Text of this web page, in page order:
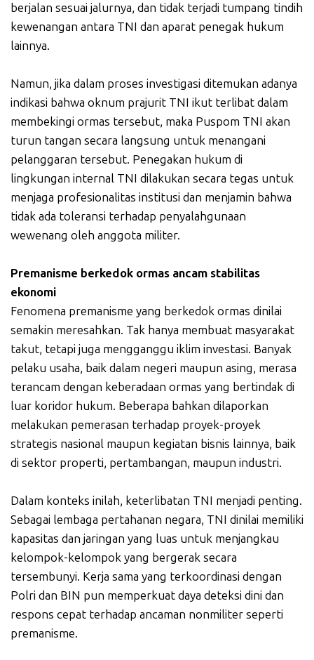
berjalan sesuai jalurnya, dan tidak terjadi tumpang tindih
kewenangan antara TNI dan aparat penegak hukum
lainnya.
Namun, jika dalam proses investigasi ditemukan adanya
indikasi bahwa oknum prajurit TNI ikut terlibat dalam
membekingi ormas tersebut, maka Puspom TNI akan
turun tangan secara langsung untuk menangani
pelanggaran tersebut. Penegakan hukum di
lingkungan internal TNI dilakukan secara tegas untuk
menjaga profesionalitas institusi dan menjamin bahwa
tidak ada toleransi terhadap penyalahgunaan
wewenang oleh anggota militer.
Premanisme berkedok ormas ancam stabilitas
ekonomi
Fenomena premanisme yang berkedok ormas dinilai
semakin meresahkan. Tak hanya membuat masyarakat
takut, tetapi juga mengganggu iklim investasi. Banyak
pelaku usaha, baik dalam negeri maupun asing, merasa
terancam dengan keberadaan ormas yang bertindak di
luar koridor hukum. Beberapa bahkan dilaporkan
melakukan pemerasan terhadap proyek-proyek
strategis nasional maupun kegiatan bisnis lainnya, baik
di sektor properti, pertambangan, maupun industri.
Dalam konteks inilah, keterlibatan TNI menjadi penting.
Sebagai lembaga pertahanan negara, TNI dinilai memiliki
kapasitas dan jaringan yang luas untuk menjangkau
kelompok-kelompok yang bergerak secara
tersembunyi. Kerja sama yang terkoordinasi dengan
Polri dan BIN pun memperkuat daya deteksi dini dan
respons cepat terhadap ancaman nonmiliter seperti
premanisme.